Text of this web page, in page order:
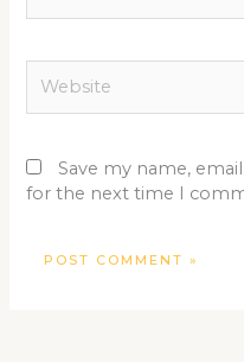
Save my name,
for the next time I